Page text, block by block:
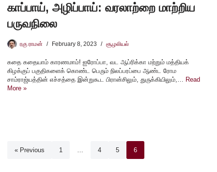
காப்பாய், அழிப்பாய்: வரலாற்றை மாற்றிய
பருவநிலை
ரகு ராமன் February 8, 2023 சூழலியல்
கதை கதையாம் காரணமாம்! ஐரோப்பா, வட ஆப்ரிக்கா மற்றும் மத்தியக்
கிழக்குப் பகுதிகளைக் கொண்ட பெரும் நிலப்பரப்பை ஆண்ட ரோம
சாம்ராஜ்யத்தின் எச்சத்தை இன்றுகூட பிரான்சிலும், துருக்கியிலும்,…
Read
More »
« Previous 1 4 5 6